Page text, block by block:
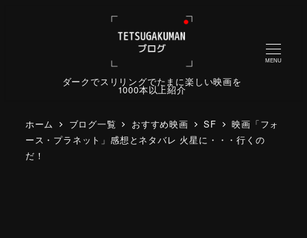
ダークでスリリングでたまに楽しい映画を
1000本以上紹介
MENU
ホーム ブログ一覧 おすすめ映画 SF
映画「フォ
ース・プラネット」感想とネタバレ 火星に・・・行くの
だ！